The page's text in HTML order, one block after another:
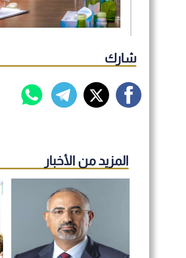
شارك
المزيد من الأخبار